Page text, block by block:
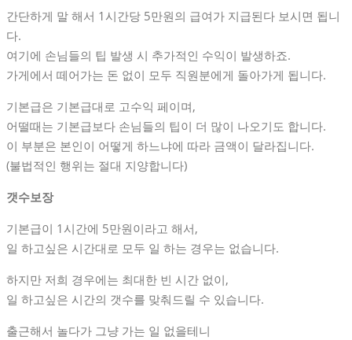
간단하게 말 해서 1시간당 5만원의 급여가 지급된다 보시면 됩니
다.
여기에 손님들의 팁 발생 시 추가적인 수익이 발생하죠.
가게에서 떼어가는 돈 없이 모두 직원분에게 돌아가게 됩니다.
기본급은 기본급대로 고수익 페이며,
어떨때는 기본급보다 손님들의 팁이 더 많이 나오기도 합니다.
이 부분은 본인이 어떻게 하느냐에 따라 금액이 달라집니다.
(불법적인 행위는 절대 지양합니다)
갯수보장
기본급이 1시간에 5만원이라고 해서,
일 하고싶은 시간대로 모두 일 하는 경우는 없습니다.
하지만 저희 경우에는 최대한 빈 시간 없이,
일 하고싶은 시간의 갯수를 맞춰드릴 수 있습니다.
출근해서 놀다가 그냥 가는 일 없을테니